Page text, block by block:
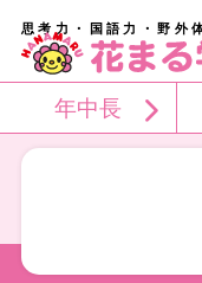
思考力・国語力・野外
年中長